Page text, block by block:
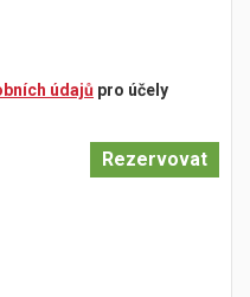
údajů pro účely